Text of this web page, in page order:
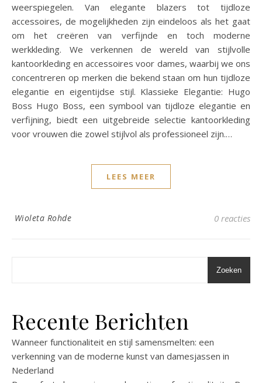
weerspiegelen. Van elegante blazers tot tijdloze
accessoires, de mogelijkheden zijn eindeloos als het gaat
om het creëren van verfijnde en toch moderne
werkkleding. We verkennen de wereld van stijlvolle
kantoorkleding en accessoires voor dames, waarbij we ons
concentreren op merken die bekend staan ​​om hun tijdloze
elegantie en eigentijdse stijl. Klassieke Elegantie: Hugo
Boss Hugo Boss, een symbool van tijdloze elegantie en
verfijning, biedt een uitgebreide selectie kantoorkleding
voor vrouwen die zowel stijlvol als professioneel zijn.…
LEES MEER
Wioleta Rohde 0 reacties
Zoeken
Recente Berichten
Wanneer functionaliteit en stijl samensmelten: een
verkenning van de moderne kunst van damesjassen in
Nederland